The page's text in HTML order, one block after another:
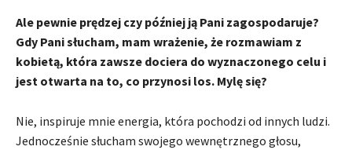
Ale pewnie prędzej czy później ją Pani zagospodaruje?
Gdy Pani słucham, mam wrażenie, że rozmawiam z
kobietą, która zawsze dociera do wyznaczonego celu i
jest otwarta na to, co przynosi los. Mylę się?
Nie, inspiruje mnie energia, która pochodzi od innych ludzi.
Jednocześnie słucham swojego wewnętrznego głosu,